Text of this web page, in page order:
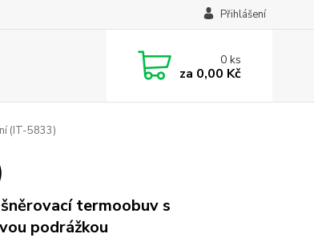
Přihlášení
0ks
za 0,00 Kč
(IT-5833)
termoobuv s
podrážkou